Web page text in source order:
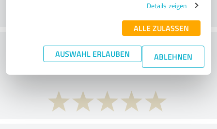
Details zeigen
ALLE ZULASSEN
AUSWAHL ERLAUBEN ABLEHNEN
What do you think of the price to
performance ratio?